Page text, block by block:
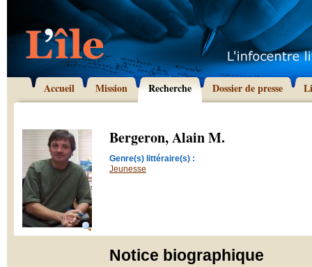
Accueil Mission Recherche Dossier de presse
Bergeron, Alain M.
Genre(s) littéraire(s) :
Jeunesse
Notice biographique